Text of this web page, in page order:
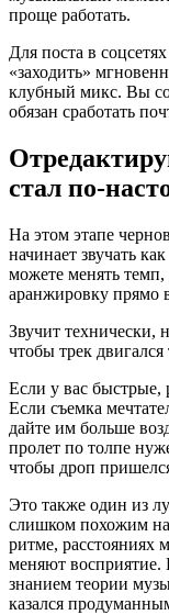
проще работать.
Для поста в
«заходить»
клубный микс. Вы
обязан сработать
стал
На этом этапе
начинает звучать
можете менять
аранжировку прямо
Звучит технически,
чтобы трек
Если у вас быстрые,
Если съемка
дайте им больше
пролет по толпе
чтобы дроп
Это также один из
слишком похожим
ритме, расстояниях
меняют восприятие.
знанием теории
казался